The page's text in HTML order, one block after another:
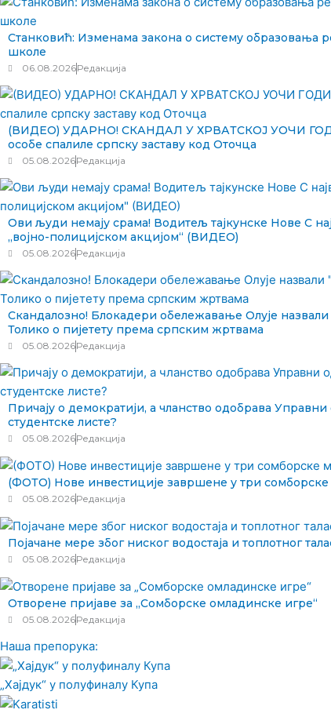
Станковић: Изменама закона о систему образовања
школе
06.08.2026Редакција
(ВИДЕО) УДАРНО! СКАНДАЛ У ХРВАТСКОЈ УОЧИ
особе спалиле српску заставу код Оточца
05.08.2026Редакција
Ови људи немају срама! Водитељ тајкунске Нове С
„војно-полицијском акцијом“ (ВИДЕО)
05.08.2026Редакција
Скандалозно! Блокадери обележавање Олује
Толико о пијетету према српским жртвама
05.08.2026Редакција
Причају о демократији, а чланство одобрава
студентске листе?
05.08.2026Редакција
(ФОТО) Нове инвестиције завршене у три сомборске
05.08.2026Редакција
Појачане мере због ниског водостаја и топлотног
05.08.2026Редакција
Отворене пријаве за „Сомборске омладинске игре“
05.08.2026Редакција
Наша препорука:
„Хајдук“ у полуфиналу Купа